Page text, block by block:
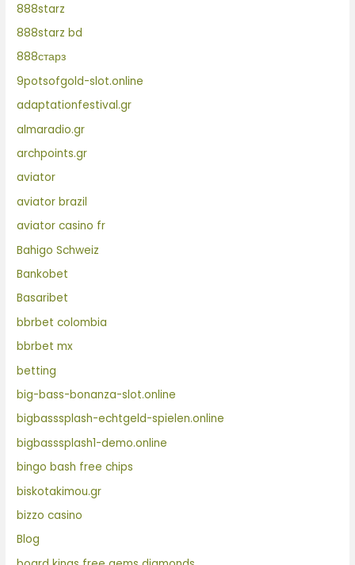
888starz
888starz bd
888старз
9potsofgold-slot.online
adaptationfestival.gr
almaradio.gr
archpoints.gr
aviator
aviator brazil
aviator casino fr
Bahigo Schweiz
Bankobet
Basaribet
bbrbet colombia
bbrbet mx
betting
big-bass-bonanza-slot.online
bigbasssplash-echtgeld-spielen.online
bigbasssplash1-demo.online
bingo bash free chips
biskotakimou.gr
bizzo casino
Blog